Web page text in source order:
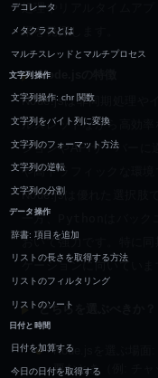
デコレータ
メタクラスとは
マルチスレッドとマルチプロセス
文字列操作
文字列操作: chr 関数
文字列をバイト列に変換
文字列のフォーマット方法
文字列の逆転
文字列の分割
データ操作
辞書: 項目を追加
リストの長さを取得する方法
リストのフィルタリング
リストのソート
日付と時間
日付を加算する
今日の日付を取得する
処理やリアルタイムア
果を発揮します。
Node.jsの特徴
Node.jsは非同期処理や
ルスレッドながら高効
ションやAPIサーバーに
や高トラフィックな環境
Node.jsは優れた選択肢で
一方、
はバッ
おいて強力です。特に
ケーションに向いていま
どちらを選ぶべきか？
Node.jsを選ぶ場面
要なとき（例: チャ